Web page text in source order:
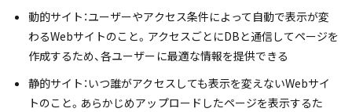
動的サイト：ユーザーやアクセス条件によって自動で表示が変
わるWebサイトのこと。アクセスごとにDBと通信してページを
作成するため、各ユーザーに最適な情報を提供できる
静的サイト：いつ誰がアクセスしても表示を変えないWebサイ
トのこと。あらかじめアップロードしたページを表示するた